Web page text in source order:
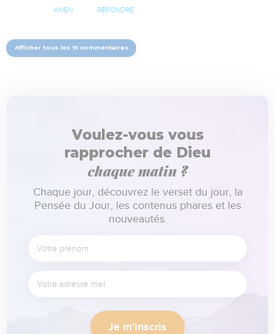
AMEN RÉPONDRE
Afficher tous les 91 commentaires
Voulez-vous vous
rapprocher de Dieu
chaque matin ?
Chaque jour, découvrez le verset du jour, la
Pensée du Jour, les contenus phares et les
nouveautés.
Je m'inscris